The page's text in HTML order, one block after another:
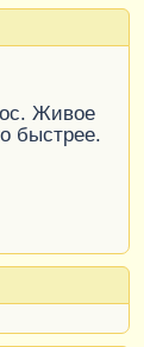
КАК
Живое
быстрее.